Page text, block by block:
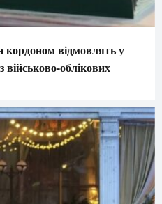
кордоном відмовлять у
військово-облікових